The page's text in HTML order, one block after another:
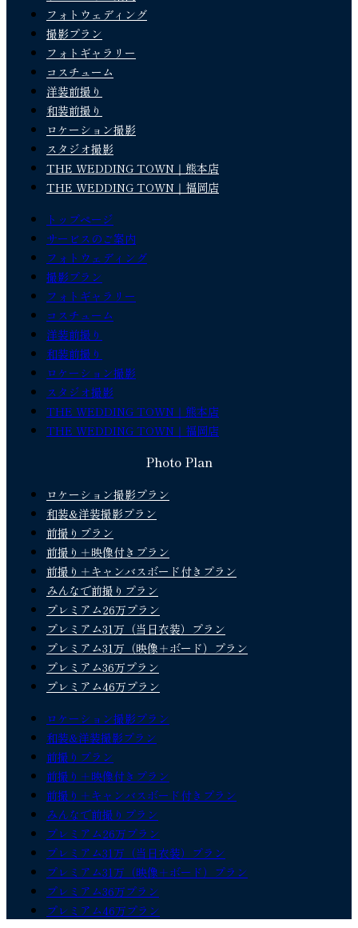
フォトウェディング
撮影プラン
フォトギャラリー
コスチューム
洋装前撮り
和装前撮り
ロケーション撮影
スタジオ撮影
THE WEDDING TOWN｜熊本店
THE WEDDING TOWN｜福岡店
トップページ
サービスのご案内
フォトウェディング
撮影プラン
フォトギャラリー
コスチューム
洋装前撮り
和装前撮り
ロケーション撮影
スタジオ撮影
THE WEDDING TOWN｜熊本店
THE WEDDING TOWN｜福岡店
Photo Plan
ロケーション撮影プラン
和装&洋装撮影プラン
前撮りプラン
前撮り＋映像付きプラン
前撮り＋キャンバスボード付きプラン
みんなで前撮りプラン
プレミアム26万プラン
プレミアム31万（当日衣装）プラン
プレミアム31万（映像＋ボード）プラン
プレミアム36万プラン
プレミアム46万プラン
ロケーション撮影プラン
和装&洋装撮影プラン
前撮りプラン
前撮り＋映像付きプラン
前撮り＋キャンバスボード付きプラン
みんなで前撮りプラン
プレミアム26万プラン
プレミアム31万（当日衣装）プラン
プレミアム31万（映像＋ボード）プラン
プレミアム36万プラン
プレミアム46万プラン